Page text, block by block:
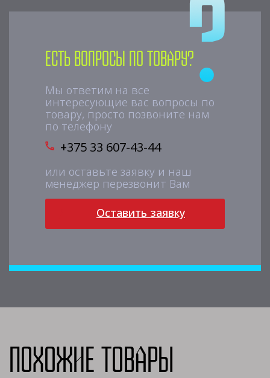
Есть вопросы по товару?
Мы ответим на все
интересующие вас вопросы по
товару, просто позвоните нам
по телефону
+375 33 607-43-44
или оставьте заявку и наш
менеджер перезвонит Вам
Оставить заявку
Похожие товары